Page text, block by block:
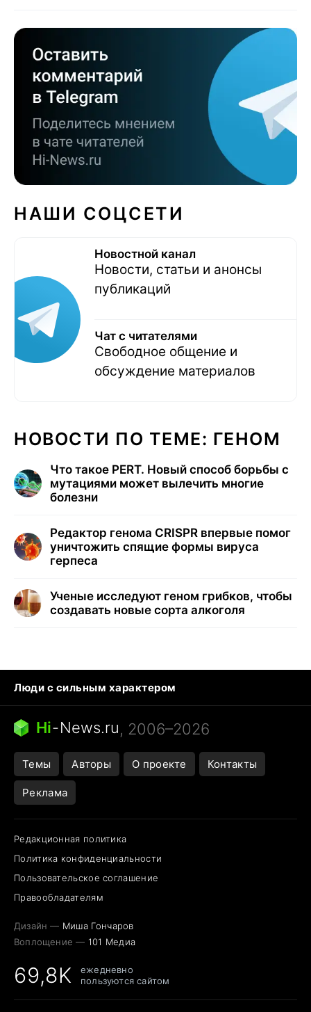
НАШИ СОЦСЕТИ
Новостной канал
Новости, статьи и анонсы
публикаций
Чат с читателями
Свободное общение и
обсуждение материалов
НОВОСТИ ПО ТЕМЕ: ГЕНОМ
Что такое PERT. Новый способ борьбы с
мутациями может вылечить многие
болезни
Редактор генома CRISPR впервые помог
уничтожить спящие формы вируса
герпеса
Ученые исследуют геном грибков, чтобы
создавать новые сорта алкоголя
Люди с сильным характером
Кошка писает на кровать
Тунцы в океанариуме
Ядовитые пауки России
Города в ядерной войне
Hi-News.ru, 2006–2026
Темы Авторы О проекте Контакты
Реклама
Редакционная политика
Политика конфиденциальности
Пользовательское соглашение
Правообладателям
Дизайн — Миша Гончаров
Воплощение — 101 Медиа
69,8K
ежедневно
пользуются сайтом